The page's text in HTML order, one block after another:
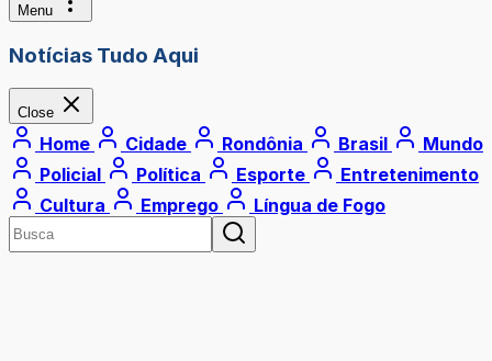
Menu
Notícias Tudo Aqui
Close
Home Cidade Rondônia Brasil
Mundo
Policial
Política Esporte
Entretenimento
Cultura
Emprego Língua de Fogo